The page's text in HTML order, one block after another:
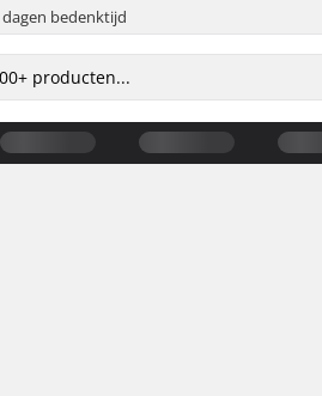
dagen bedenktijd